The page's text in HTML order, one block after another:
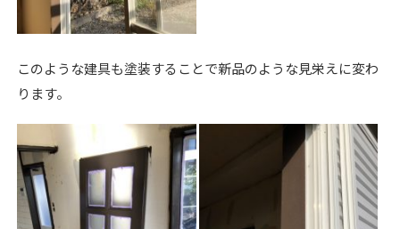
このような建具も塗装することで新品のような見栄えに変わ
ります。